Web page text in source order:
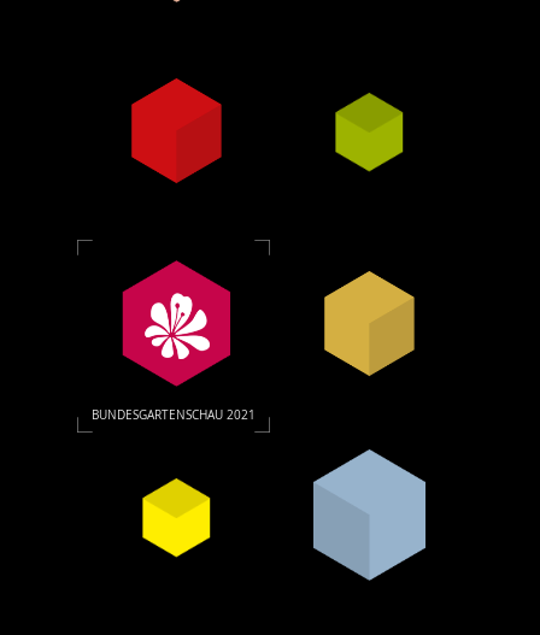
BUNDESGARTENSCHAU 2021